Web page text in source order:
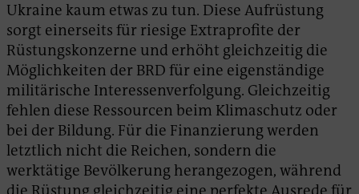
Ukraine kaum etwas zu tun. Diese Aufrüstung
sorgt einerseits für riesige Extraprofite der
Rüstungskonzerne und erhöht gleichzeitig die
Möglichkeiten der BRD für eine eigenständige
militärische Interessenverfolgung. Gleichzeitig
fehlen diese Ressourcen beim Klimaschutz oder
bei der Bildung. Für die Finanzierung werden
letztlich nicht die Reichen, sondern die
werktätige Bevölkerung herangezogen, während